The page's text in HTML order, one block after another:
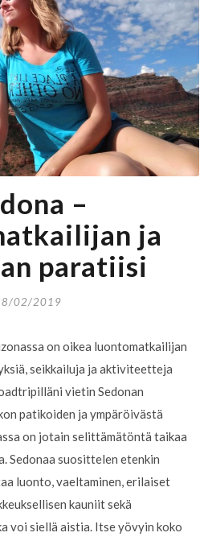
–
ja
paratiisi
02/2019
on oikea luontomatkailijan
seikkailuja ja aktiviteetteja
vietin Sedonan
patikoiden ja ympäröivästä
on jotain selittämätöntä taikaa
Sedonaa suosittelen etenkin
luonto, vaeltaminen, erilaiset
kauniit sekä
voi siellä aistia. Itse yövyin koko